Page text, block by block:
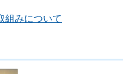
組みについて